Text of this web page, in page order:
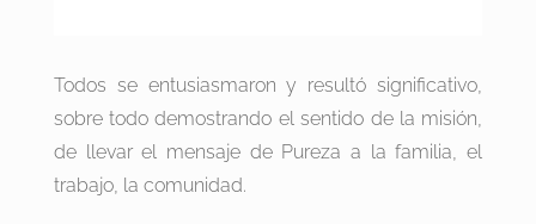
Todos se entusiasmaron y resultó significativo,
sobre todo demostrando el sentido de la misión,
de llevar el mensaje de Pureza a la familia, el
trabajo, la comunidad.